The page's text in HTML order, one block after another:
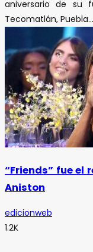
aniversario de su
Tecomatlán, Puebla...
“Friends” fue el
Aniston
edicionweb
1.2K